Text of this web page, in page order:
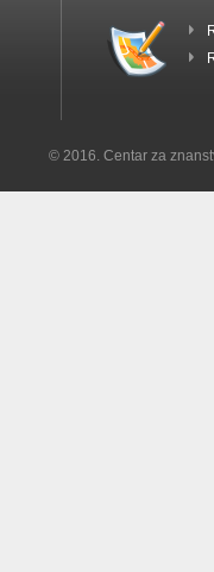
© 2016. Centar za